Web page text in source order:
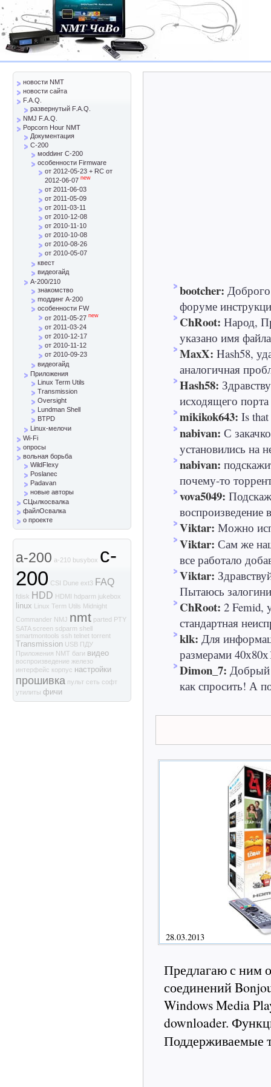
bootcher:
форуме
ChRoot: Народ,
указано имя
MaxX: Hash58,
аналогичная
Hash58:
исходящего
mikikok643: Is
nabivan: С
установились на
nabivan:
почему-то
vova5049:
воспроизведение
Viktar: Можно
Viktar: Сам же
все работало
Viktar:
Пытаюсь
ChRoot: 2 Femid,
стандартная
klk: Для
размерами
Dimon_7: Добрый
как спросить! А
28.03.2013
Предлагаю с ним
соединений
Windows Media
downloader.
Поддерживаемые
новости NMT
новости сайта
F.A.Q.
развернутый F.A.Q.
NMJ F.A.Q.
Popcorn Hour NMT
Документация
C-200
моddинг C-200
особенности Firmware
от 2012-05-23 + RC от
2012-06-07 new
от 2011-06-03
от 2011-05-09
от 2011-03-11
от 2010-12-08
от 2010-11-10
от 2010-10-08
от 2010-08-26
от 2010-05-07
квест
видеогайд
A-200/210
знакомство
mоддинг A-200
особенности FW
от 2011-05-27 new
от 2011-03-24
от 2010-12-17
от 2010-11-12
от 2010-09-23
видеогайд
Приложения
Linux Term Utils
Transmission
Oversight
Lundman Shell
BTPD
Linux-мелочи
Wi-Fi
опросы
вольная борьба
WildFlexy
Poslanec
Padavan
новые авторы
СЦылкосвалка
файлОсвалка
о проекте
a-200 a-210 busybox c-
200 CSI Dune ext3 FAQ
fdisk HDD HDMI hdparm jukebox
linux Linux Term Utils Midnight
Commander NMJ nmt parted PTY
SATA screen sdparm shell
smartmontools ssh telnet torrent
Transmission USB ПДУ
Приложения NMT баги видео
воспроизведение железо
интерфейс корпус настройки
прошивка пульт сеть софт
утилиты фичи